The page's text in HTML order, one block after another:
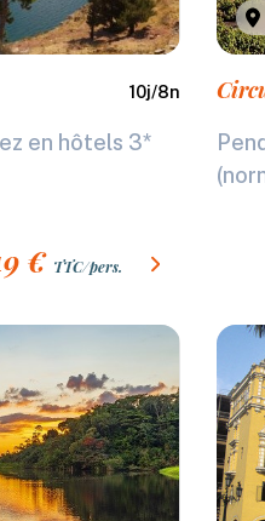
10j/8n
en hôtels 3*
€ TTC/pers.